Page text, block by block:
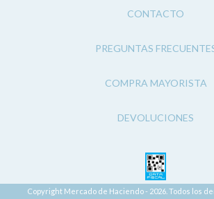
CONTACTO
PREGUNTAS
COMPRA MAYORISTA
DEVOLUCIONES
Copyright Mercado de Haciendo - 2026. Todos los